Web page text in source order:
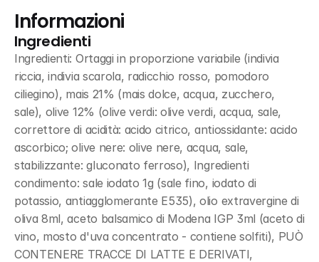
Informazioni
Ingredienti
Ingredienti: Ortaggi in proporzione variabile (indivia
riccia, indivia scarola, radicchio rosso, pomodoro
ciliegino), mais 21% (mais dolce, acqua, zucchero,
sale), olive 12% (olive verdi: olive verdi, acqua, sale,
correttore di acidità: acido citrico, antiossidante: acido
ascorbico; olive nere: olive nere, acqua, sale,
stabilizzante: gluconato ferroso), Ingredienti
condimento: sale iodato 1g (sale fino, iodato di
potassio, antiagglomerante E535), olio extravergine di
oliva 8ml, aceto balsamico di Modena IGP 3ml (aceto di
vino, mosto d'uva concentrato - contiene solfiti), PUÒ
CONTENERE TRACCE DI LATTE E DERIVATI,